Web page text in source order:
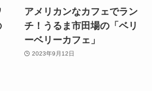
アメリカンなカフェでラン
チ！うるま市田場の「ベリ
ーベリーカフェ」
2023年9月12日